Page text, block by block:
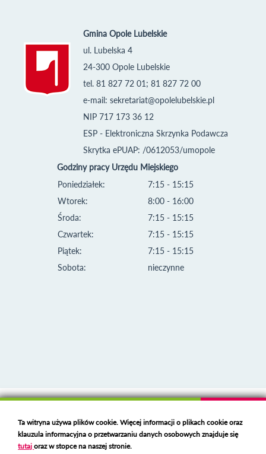
Gmina Opole Lubelskie
ul. Lubelska 4
24-300 Opole Lubelskie
tel. 81 827 72 01; 81 827 72 00
e-mail: sekretariat@opolelubelskie.pl
NIP 717 173 36 12
ESP - Elektroniczna Skrzynka Podawcza
Skrytka ePUAP: /0612053/umopole
Godziny pracy Urzędu Miejskiego
Poniedziałek:
Wtorek:
Środa:
Czwartek:
Piątek:
Sobota:
7:15 - 15:15
8:00 - 16:00
7:15 - 15:15
7:15 - 15:15
7:15 - 15:15
nieczynne
Deklaracja dostępności
Polski serwer RBLhttps://polspam.pl/
Ta witryna używa plików cookie. Więcej informacji o plikach cookie oraz
klauzula informacyjna o przetwarzaniu danych osobowych znajduje się
tutajoraz w stopce na naszej stronie.